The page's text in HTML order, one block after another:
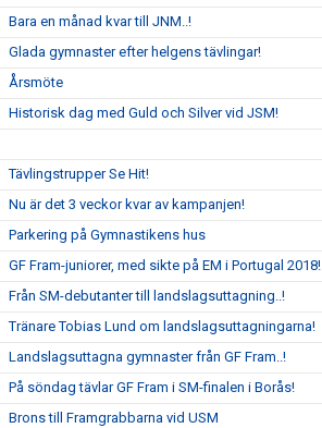
Bara en månad kvar till JNM..!
Glada gymnaster efter helgens tävlingar!
Årsmöte
Historisk dag med Guld och Silver vid JSM!
Tävlingstrupper Se Hit!
Nu är det 3 veckor kvar av kampanjen!
Parkering på Gymnastikens hus
GF Fram-juniorer, med sikte på EM i Portugal 2018!
Från SM-debutanter till landslagsuttagning..!
Tränare Tobias Lund om landslagsuttagningarna!
Landslagsuttagna gymnaster från GF Fram..!
På söndag tävlar GF Fram i SM-finalen i Borås!
Brons till Framgrabbarna vid USM